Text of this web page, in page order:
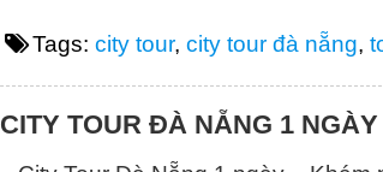
Tags: city tour, city tour đà nẵng,
CITY TOUR ĐÀ NẴNG 1 NGÀY